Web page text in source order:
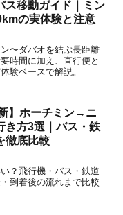
ス移動ガイド｜ミン
の実体験と注意
〜ダバオを結ぶ長距離
時間に加え、直行便と
験ベースで解説。
】ホーチミン→ニ
き方3選｜バス・鉄
徹底比較
？飛行機・バス・鉄道
到着後の流れまで比較